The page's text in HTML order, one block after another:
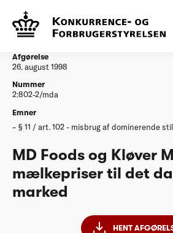
Afgørelser
danske marked
Afgørelse
26. august 1998
Nummer
2:802-2/mda
Emner
§ 11 / art. 102 - misbrug af dominerende
MD Foods og Kløver
mælkepriser til det
marked
HENT